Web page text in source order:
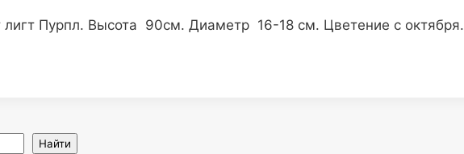
лигт Пурпл. Высота 90см. Диаметр 16-18 см. Цветение с октября.
Найти